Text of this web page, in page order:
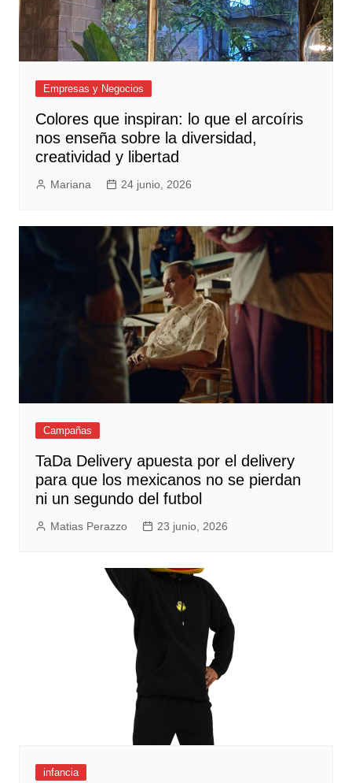
Empresas y Negocios
Colores que inspiran: lo que el arcoíris
nos enseña sobre la diversidad,
creatividad y libertad
Mariana 24 junio, 2026
Campañas
TaDa Delivery apuesta por el delivery
para que los mexicanos no se pierdan
ni un segundo del futbol
Matias Perazzo 23 junio, 2026
infancia